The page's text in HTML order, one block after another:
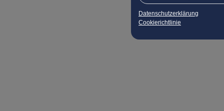
Datenschutzerklärung
Cookierichtlinie